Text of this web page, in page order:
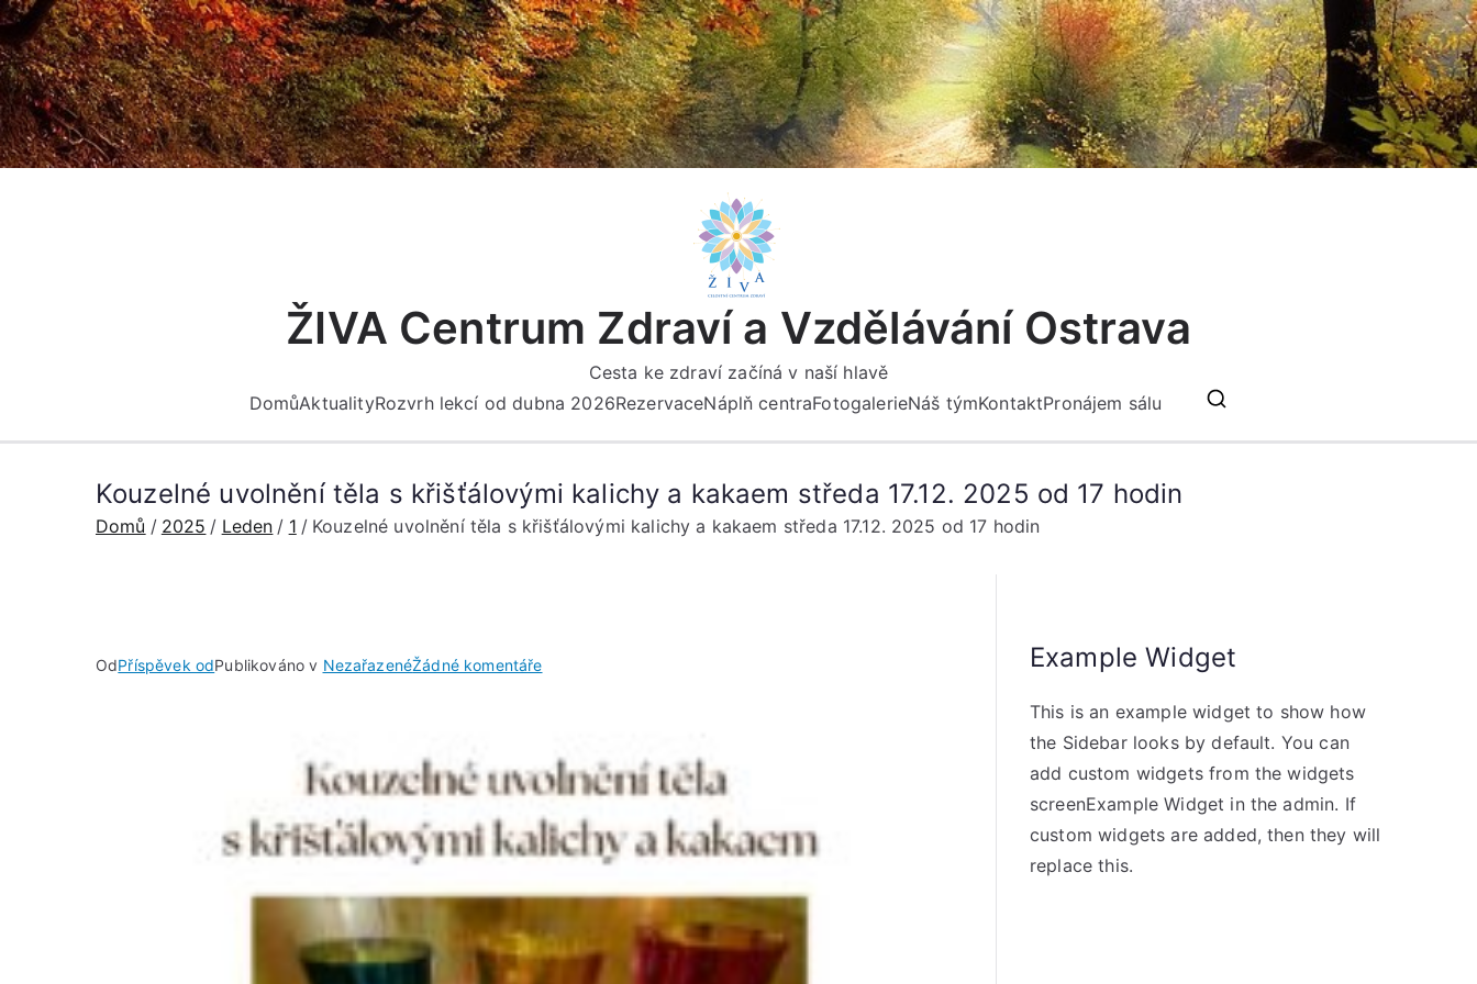
Přeskočit
na
obsah
ŽIVA Centrum Zdraví a Vzdělávání Ostrava
Cesta ke zdraví začíná v naší hlavě
DomůAktualityRozvrh lekcí od dubna 2026RezervaceNáplň centraFotogalerieNáš týmKontaktPronájem sálu
Kouzelné uvolnění těla s křišťálovými kalichy a kakaem středa 17.12. 2025 od 17 hodin
Domů 2025 Leden 1 Kouzelné uvolnění těla s křišťálovými kalichy a kakaem středa 17.12. 2025 od 17 hodin
OdPříspěvek odPublikováno v NezařazenéŽádné komentářeu
s
křišťálovými
kalichy
a
17.12.
2025
Example Widget
This is an example widget to show how
the Sidebar looks by default. You can
add custom widgets from the widgets
screenExample Widget in the admin. If
custom widgets are added, then they will
replace this.